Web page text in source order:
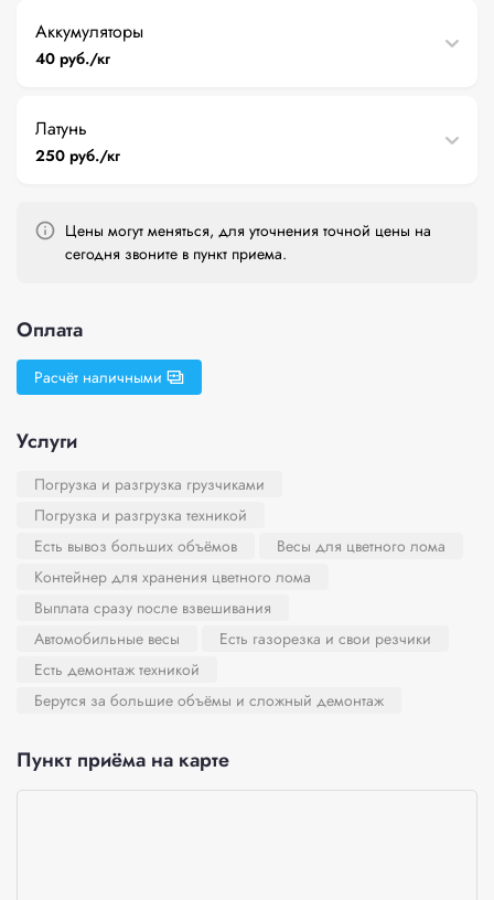
Аккумуляторы
40 руб./кг
Латунь
250 руб./кг
Цены могут меняться, для уточнения точной цены на
сегодня звоните в пункт приема.
Оплата
Расчёт наличными
Услуги
Погрузка и разгрузка грузчиками
Погрузка и разгрузка техникой
Есть вывоз больших объёмов
Весы для цветного лома
Контейнер для хранения цветного лома
Выплата сразу после взвешивания
Автомобильные весы
Есть газорезка и свои резчики
Есть демонтаж техникой
Берутся за большие объёмы и сложный демонтаж
Пункт приёма на карте